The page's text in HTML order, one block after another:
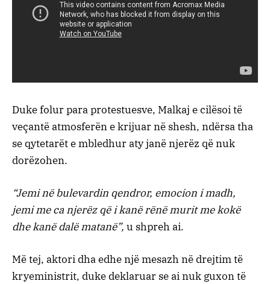
Duke folur para protestuesve, Malkaj e cilësoi të
veçantë atmosferën e krijuar në shesh, ndërsa tha
se qytetarët e mbledhur aty janë njerëz që nuk
dorëzohen.
“Jemi në bulevardin qendror, emocion i madh,
jemi me ca njerëz që i kanë rënë murit me kokë
dhe kanë dalë matanë”, u shpreh ai.
Më tej, aktori dha edhe një mesazh në drejtim të
kryeministrit, duke deklaruar se ai nuk guxon të